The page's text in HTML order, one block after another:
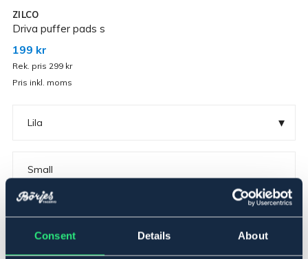
Consent Details About
ZILCO
Driva puffer pads s
199 kr
Rek. pris 299 kr
Pris inkl. moms
Lila ▾
Small
Lägg i varukorgen
Se lager i butik